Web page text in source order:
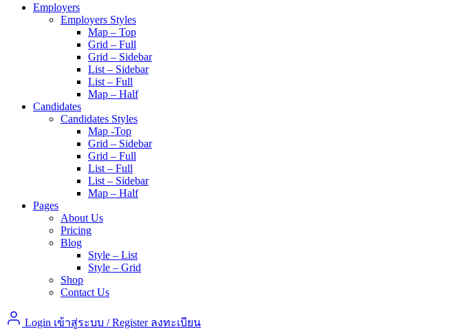
Employers
Employers Styles
Map – Top
Grid – Full
Grid – Sidebar
List – Sidebar
List – Full
Map – Half
Candidates
Candidates Styles
Map -Top
Grid – Sidebar
Grid – Full
List – Full
List – Sidebar
Map – Half
Pages
About Us
Pricing
Blog
Style – List
Style – Grid
Shop
Contact Us
Login เข้าสู่ระบบ / Register ลงทะเบียน